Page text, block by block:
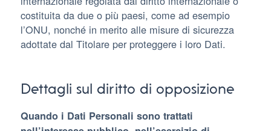
costituita da due o più paesi, come ad esempio
l’ONU, nonché in merito alle misure di sicurezza
adottate dal Titolare per proteggere i loro Dati.
Dettagli sul diritto di opposizione
Quando i Dati Personali sono trattati